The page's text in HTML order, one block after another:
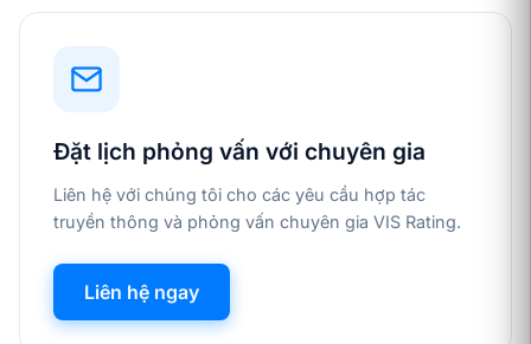
Đặt lịch phỏng vấn với chuyên gia
Liên hệ với chúng tôi cho các yêu cầu hợp tác
truyền thông và phỏng vấn chuyên gia VIS Rating.
Liên hệ ngay